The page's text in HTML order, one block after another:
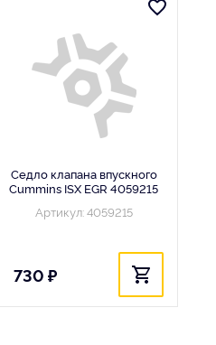
Седло клапана впускного
Cummins ISX EGR 4059215
Артикул: 4059215
730 ₽